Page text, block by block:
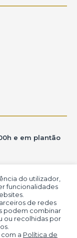
do utilizador,
funcionalidades
de redes
podem combinar
ou recolhidas por
a Política de
e em plantão
- MG